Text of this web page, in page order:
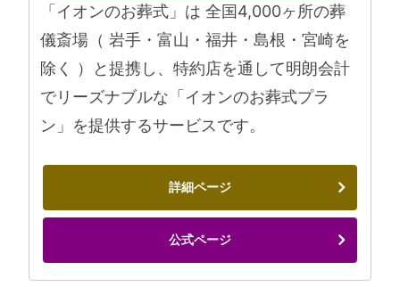
「イオンのお葬式」は 全国4,000ヶ所の葬
儀斎場（ 岩手・富山・福井・島根・宮崎を
除く ）と提携し、特約店を通して明朗会計
でリーズナブルな「イオンのお葬式プラ
ン」を提供するサービスです。
詳細ページ
公式ページ